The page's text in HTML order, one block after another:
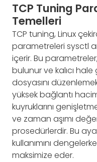
TCP Tuning
Temelleri
TCP tuning, Linux
parametreleri sysctl
içerir. Bu
bulunur ve kalıcı
dosyasını
yüksek bağlantı
kuyruklarını
ve zaman aşımı
prosedürlerdir. Bu
kullanımını
maksimize eder.